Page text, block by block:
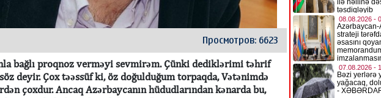
Просмотров: 6623
bağlı proqnoz verməyi sevmirəm. Çünki dediklərimi təhrif
deyir. Çox təəssüf ki, öz doğulduğum torpaqda, Vətənimdə
çoxdur. Ancaq Azərbaycanın hüdudlarından kənarda bu,